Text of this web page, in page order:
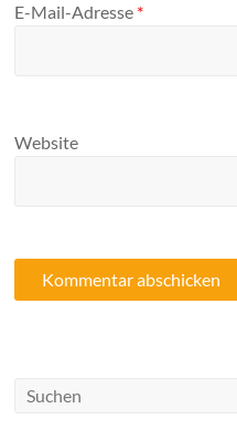
E-Mail-Adresse *
Website